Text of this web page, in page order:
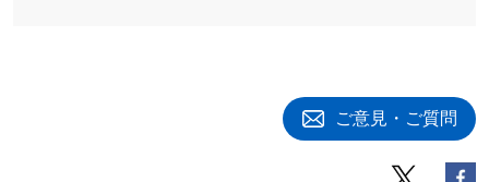
ご意見・ご質問